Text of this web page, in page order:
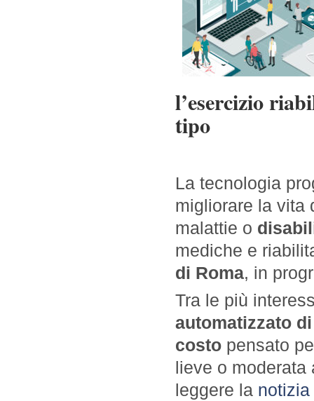
l’esercizio
tipo
La tecnologia
migliorare la vita
malattie o
mediche e
di Roma, in
Tra le più
automatizzato
costo pensato
lieve o
leggere la